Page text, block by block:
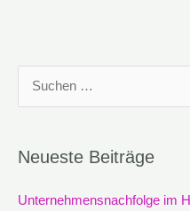
h
e
Neueste Beiträge
Unternehmensnachfolge im